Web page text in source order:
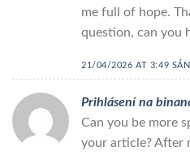
me full of hope.
question, can you
21/04/2026 AT 3:49
Prihlásení na
Can you be more
your article? After